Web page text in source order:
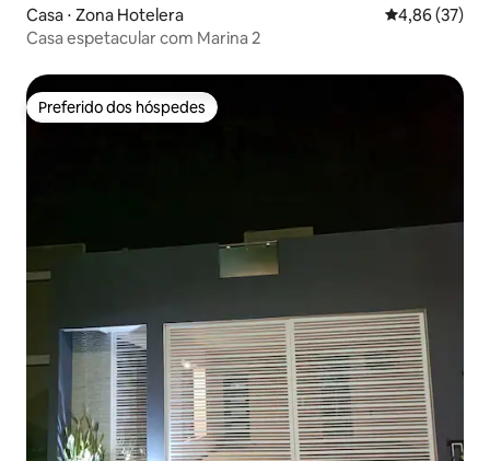
Casa ⋅ Zona Hotelera 4,86 de uma
4,86 (37)
Casa espetacular com Marina 2
Preferido dos hóspedes
Preferido dos hóspedes